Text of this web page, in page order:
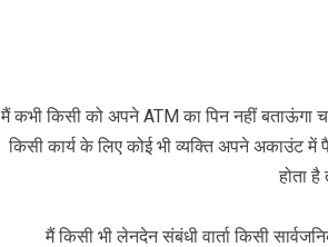
मैं कभी किसी को अपने ATM का पिन नहीं बताऊंगा
किसी कार्य के लिए कोई भी व्यक्ति अपने अकाउंट
होता
मैं किसी भी लेनदेन संबंधी वार्ता किसी